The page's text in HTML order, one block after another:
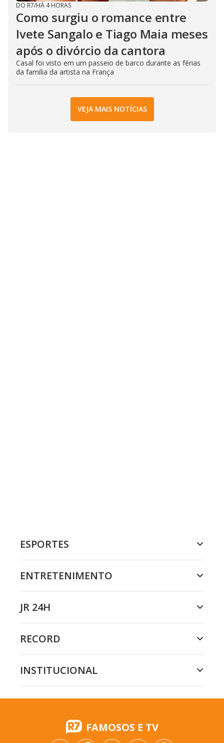
DO R7/HÁ 4 HORAS
Como surgiu o romance entre
Ivete Sangalo e Tiago Maia meses
após o divórcio da cantora
Casal foi visto em um passeio de barco durante as férias
da família da artista na França
VEJA MAIS NOTÍCIAS
ESPORTES
ENTRETENIMENTO
JR 24H
RECORD
INSTITUCIONAL
FAMOSOS E TV